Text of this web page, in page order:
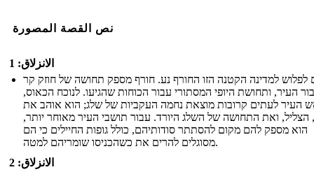
نص القصة المصورة
الانزلاق: 1
לפלוש למדינה הקטנה הזו החורף נע. חורף מספק תחושה של חוזק קר
העיר, ותחושת היופי המסתורי עבור הכוחות שהגיעו. לנוכח הכאוס,
העיר לעתים קרובות מוצאת נחמה העקביות של שלג; הוא אוהב את
הצליל, ואת התחושה של השלג היורד. עבור תושבי העיר מאוחר יותר,
הוא מספק להם מקום להסתתר סודותיהם, כולל גופות החיילים כי הם
מסוגלים להרים את כשהכניסו שומריהם למטה.
الانزلاق: 2